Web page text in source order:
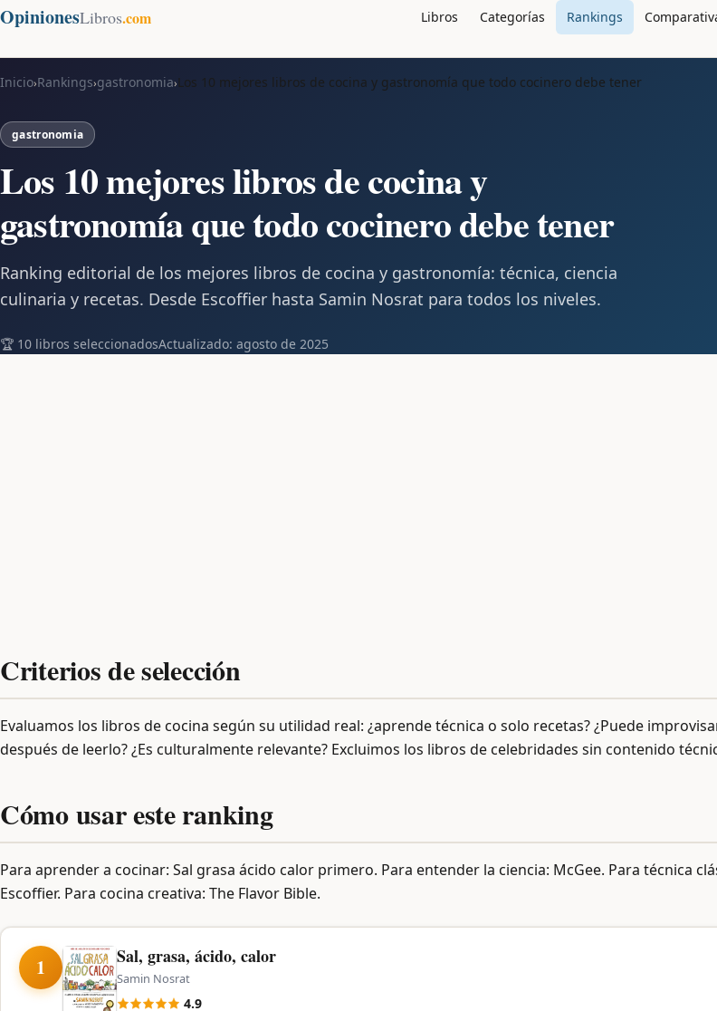
OpinionesLibros.com Libros Categorías Rankings
Inicio›Rankings›gastronomia›Los 10 mejores libros de cocina y gastronomía que todo cocinero debe tener
gastronomia
Los 10 mejores libros de cocina y
gastronomía que todo cocinero debe tener
Ranking editorial de los mejores libros de cocina y gastronomía: técnica, ciencia
culinaria y recetas. Desde Escoffier hasta Samin Nosrat para todos los niveles.
🏆 10 libros seleccionadosActualizado: agosto de 2025
Criterios de selección
Evaluamos los libros de cocina según su utilidad real: ¿aprende técnica o solo recetas? ¿Puede
después de leerlo? ¿Es culturalmente relevante? Excluimos los libros de celebridades sin contenido
Cómo usar este ranking
Para aprender a cocinar: Sal grasa ácido calor primero. Para entender la ciencia: McGee. Para técnica
Escoffier. Para cocina creativa: The Flavor Bible.
1 Sal, grasa, ácido, calor
Samin Nosrat
4.9